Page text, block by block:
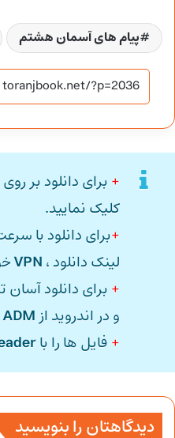
پیام های آسمان هشتم
+ برای دانلود بر
کلیک نمایید.
+برای دانلود با
لینک دانلود ، VPN
+ برای دانلود آسان
و در اندروید از ADM
+ فایل ها را با
دیدگاهتان را بنویسید